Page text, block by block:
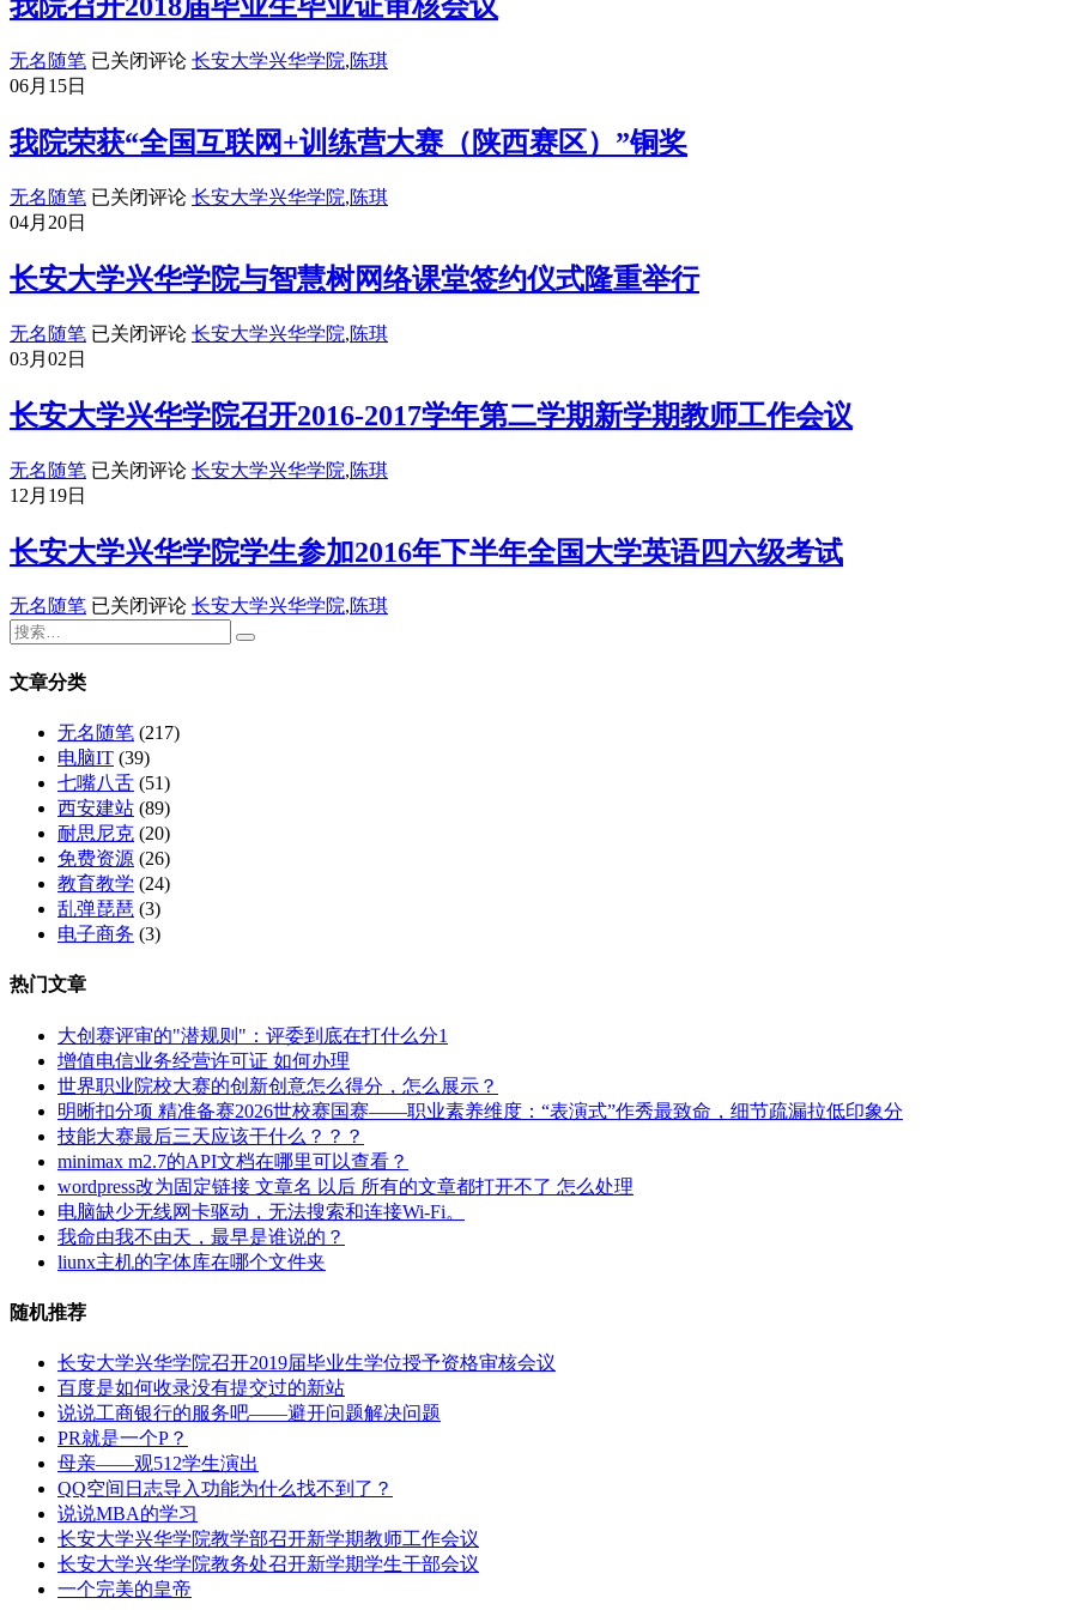
业
毕
礼
暨
学
位
予
仪
毕
生
通
学
予
审
核
我院召开2018届毕业生毕业证审核会议
无名随笔 我
开
2018
毕
毕
证
会
议
已关闭评论 长安大学兴华学院,陈琪
06月15日
我院荣获“全国互联网+训练营大赛（陕西赛区）”铜奖
无名随笔 我
获
“全
国
互
网
+训
营
（陕
西
赛
区）”
铜
已关闭评论 长安大学兴华学院,陈琪
04月20日
长安大学兴华学院与智慧树网络课堂签约仪式隆重举行
无名随笔 长
学
兴
华
学
与
智
树
签
约
仪
式
隆
重
举
行
已关闭评论 长安大学兴华学院,陈琪
03月02日
长安大学兴华学院召开2016-2017学年第二学期新学期教师工作会议
无名随笔 长
学
兴
华
学
院
2016-
2017
学
年
第
二
学
期
新
学
工
作
会
议
已关闭评论 长安大学兴华学院,陈琪
12月19日
长安大学兴华学院学生参加2016年下半年全国大学英语四六级考试
无名随笔 长
华
学
院
学
生
参
加
2016
年
全
国
大
学
英
语
四
六
级
考
已关闭评论 长安大学兴华学院,陈琪
文章分类
无名随笔 (217)
电脑IT (39)
七嘴八舌 (51)
西安建站 (89)
耐思尼克 (20)
免费资源 (26)
教育教学 (24)
乱弹琵琶 (3)
电子商务 (3)
热门文章
大创赛评审的"潜规则"：评委到底在打什么分1
增值电信业务经营许可证 如何办理
世界职业院校大赛的创新创意怎么得分，怎么展示？
明晰扣分项 精准备赛2026世校赛国赛——职业素养维度：“表演式”作秀最致命，细节疏漏拉低印象分
技能大赛最后三天应该干什么？？？
minimax m2.7的API文档在哪里可以查看？
wordpress改为固定链接 文章名 以后 所有的文章都打开不了 怎么处理
电脑缺少无线网卡驱动，无法搜索和连接Wi-Fi。
我命由我不由天，最早是谁说的？
liunx主机的字体库在哪个文件夹
随机推荐
长安大学兴华学院召开2019届毕业生学位授予资格审核会议
百度是如何收录没有提交过的新站
说说工商银行的服务吧——避开问题解决问题
PR就是一个P？
母亲——观512学生演出
QQ空间日志导入功能为什么找不到了？
说说MBA的学习
长安大学兴华学院教学部召开新学期教师工作会议
长安大学兴华学院教务处召开新学期学生干部会议
一个完美的皇帝